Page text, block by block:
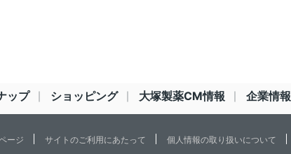
ップ ショッピング 大塚製薬CM情報 企業情報
ージ サイトのご利用にあたって 個人情報の取り扱いについて